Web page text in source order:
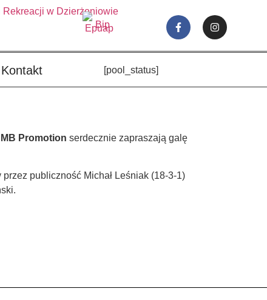
Kontakt [pool_status]
Promotion serdecznie zapraszają galę
publiczność Michał Leśniak (18-3-1)